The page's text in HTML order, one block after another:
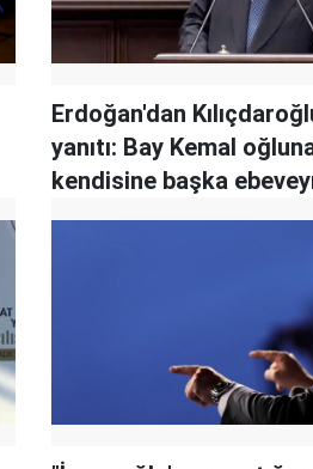
Erdoğan'dan
yanıtı: Bay Kemal
kendisine başka
peşinde